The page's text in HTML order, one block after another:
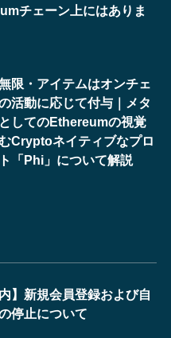
チェーン上にはありま
限・アイテムはオンチェ
活動に応じて付与｜メタ
してのEthereumの視覚
Cryptoネイティブなプロ
「Phi」について解説
内】新規会員登録および自
停止について